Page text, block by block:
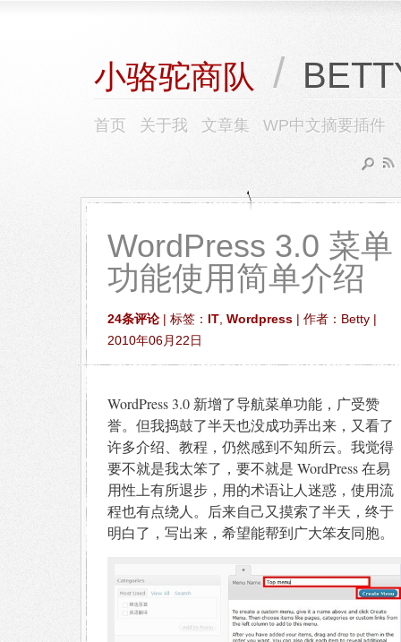
小骆驼商队 /
首页 关于我 文章集 WP中文摘要插件
WordPress 3.0 菜单
功能使用简单介绍
24条评论 | 标签： IT Wordpress | 作者：Betty |
2010年06月22日
WordPress 3.0 新增了导航菜单功能，广受赞
誉。但我捣鼓了半天也没成功弄出来，又看了
许多介绍、教程，仍然感到不知所云。我觉得
要不就是我太笨了，要不就是 WordPress 在易
用性上有所退步，用的术语让人迷惑，使用流
程也有点绕人。后来自己又摸索了半天，终于
明白了，写出来，希望能帮到广大笨友同胞。